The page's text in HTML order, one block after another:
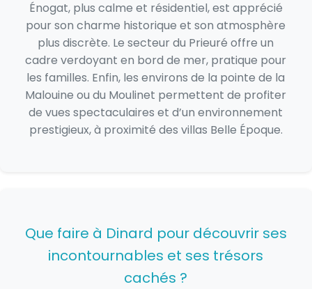
Énogat, plus calme et résidentiel, est apprécié
pour son charme historique et son atmosphère
plus discrète. Le secteur du Prieuré offre un
cadre verdoyant en bord de mer, pratique pour
les familles. Enfin, les environs de la pointe de la
Malouine ou du Moulinet permettent de profiter
de vues spectaculaires et d’un environnement
prestigieux, à proximité des villas Belle Époque.
Que faire à Dinard pour découvrir ses
incontournables et ses trésors
cachés ?